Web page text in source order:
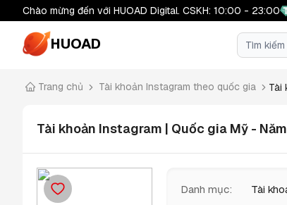
Chào mừng đến với HUOAD Digital. CSKH: 10:00 - 23:00
HUOAD
Trang chủ Tài khoản Instagram theo quốc gia Tài
Tài khoản Instagram | Quốc gia Mỹ -
Danh mục:
Tài